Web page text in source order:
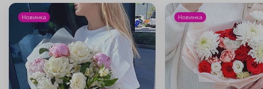
Новинка Новинка